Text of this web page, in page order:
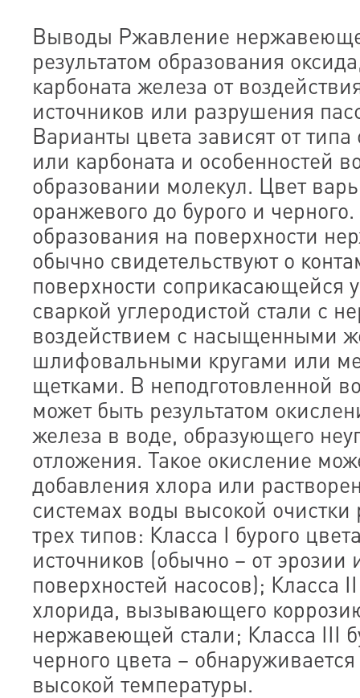
Выводы Ржавление
результатом образования
карбоната железа от
источников или разрушения
Варианты цвета зависят от
или карбоната и особенностей
образовании молекул. Цвет
оранжевого до бурого и
образования на поверхности
обычно свидетельствуют о
поверхности соприкасающейся
сваркой углеродистой стали с
воздействием с насыщенными
шлифовальными кругами или
щетками. В неподготовленной
может быть результатом
железа в воде, образующего
отложения. Такое окисление
добавления хлора или
системах воды высокой
трех типов: Класса I бурого
источников (обычно – от
поверхностей насосов); Класса
хлорида, вызывающего
нержавеющей стали; Класса III
черного цвета –
высокой температуры.